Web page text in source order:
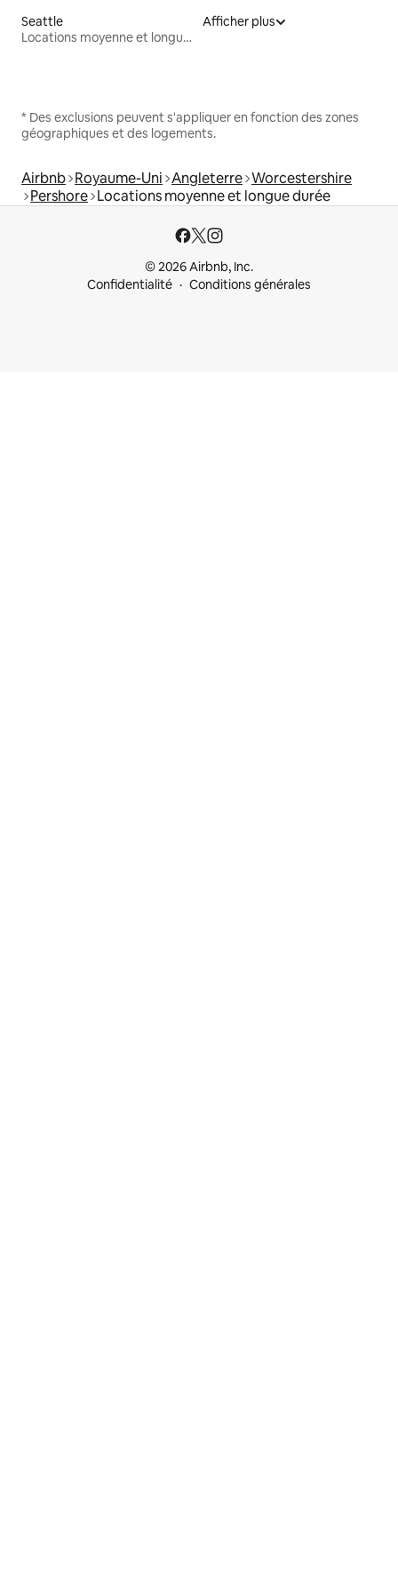
Seattle
Locations moyenne et longue durée
Afficher plus
* Des exclusions peuvent s'appliquer en fonction des zones
géographiques et des logements.
Airbnb Royaume-Uni Angleterre Worcestershire
Pershore Locations moyenne et longue durée
© 2026 Airbnb, Inc.
Confidentialité
Conditions générales